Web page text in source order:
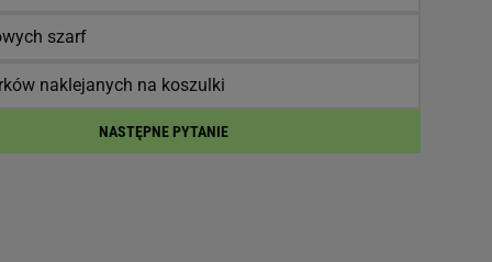
szarf
naklejanych na koszulki
NASTĘPNE PYTANIE